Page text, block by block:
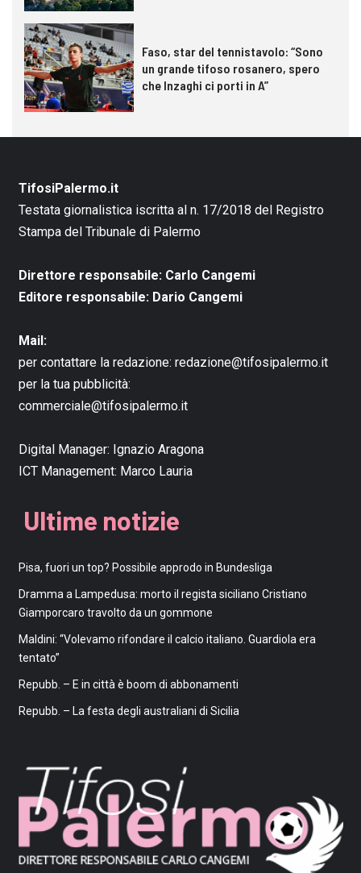
Faso, star del tennistavolo: “Sono
un grande tifoso rosanero, spero
che Inzaghi ci porti in A”
TifosiPalermo.it
Testata giornalistica iscritta al n. 17/2018 del Registro
Stampa del Tribunale di Palermo
Direttore responsabile: Carlo Cangemi
Editore responsabile: Dario Cangemi
Mail:
per contattare la redazione: redazione@tifosipalermo.it
per la tua pubblicità:
commerciale@tifosipalermo.it
Digital Manager: Ignazio Aragona
ICT Management: Marco Lauria
Ultime notizie
Pisa, fuori un top? Possibile approdo in Bundesliga
Dramma a Lampedusa: morto il regista siciliano Cristiano
Giamporcaro travolto da un gommone
Maldini: “Volevamo rifondare il calcio italiano. Guardiola era
tentato”
Repubb. – E in città è boom di abbonamenti
Repubb. – La festa degli australiani di Sicilia